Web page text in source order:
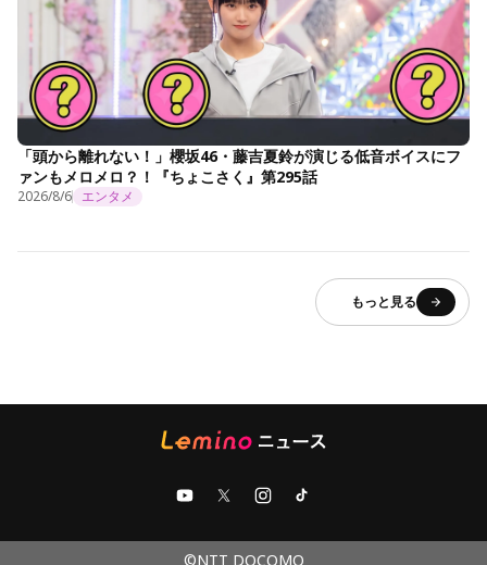
「頭から離れない！」櫻坂46・藤吉夏鈴が演じる低音ボイスにフ
ァンもメロメロ？！『ちょこさく』第295話
2026/8/6 エンタメ
もっと見る
©NTT DOCOMO